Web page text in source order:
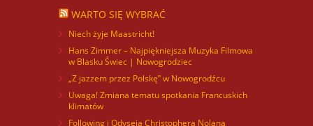
WARTO SIĘ WYBRAĆ
Niech żyje Maastricht!
Hans Zimmer – Najpiękniejsza Muzyka Filmowa
w Blasku Świec | Nowogrodziec
„Z jazzem przez Polskę” w Nowogrodźcu
Uwaga! Zmiana tematu spotkania Francuskich
klimatów
Following i Odyseja Christophera Nolana